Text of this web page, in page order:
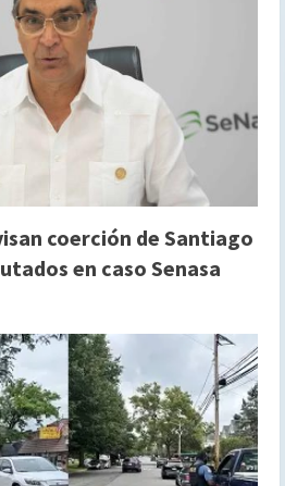
coerción de Santiago
en caso Senasa